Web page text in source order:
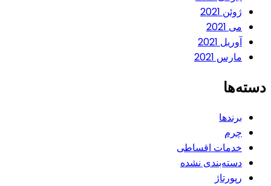
ژوئن 2021
می 2021
آوریل 2021
مارس 2021
دسته‌ها
برندها
چرم
خدمات اقساطی
دسته‌بندی نشده
رپورتاژ